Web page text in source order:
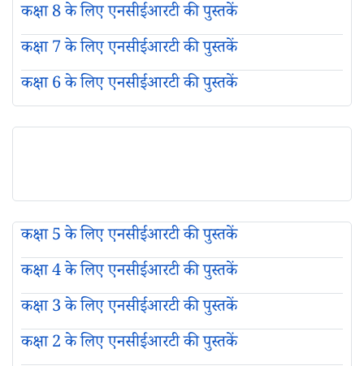
कक्षा 8 के लिए एनसीईआरटी की पुस्तकें
कक्षा 7 के लिए एनसीईआरटी की पुस्तकें
कक्षा 6 के लिए एनसीईआरटी की पुस्तकें
कक्षा 5 के लिए एनसीईआरटी की पुस्तकें
कक्षा 4 के लिए एनसीईआरटी की पुस्तकें
कक्षा 3 के लिए एनसीईआरटी की पुस्तकें
कक्षा 2 के लिए एनसीईआरटी की पुस्तकें